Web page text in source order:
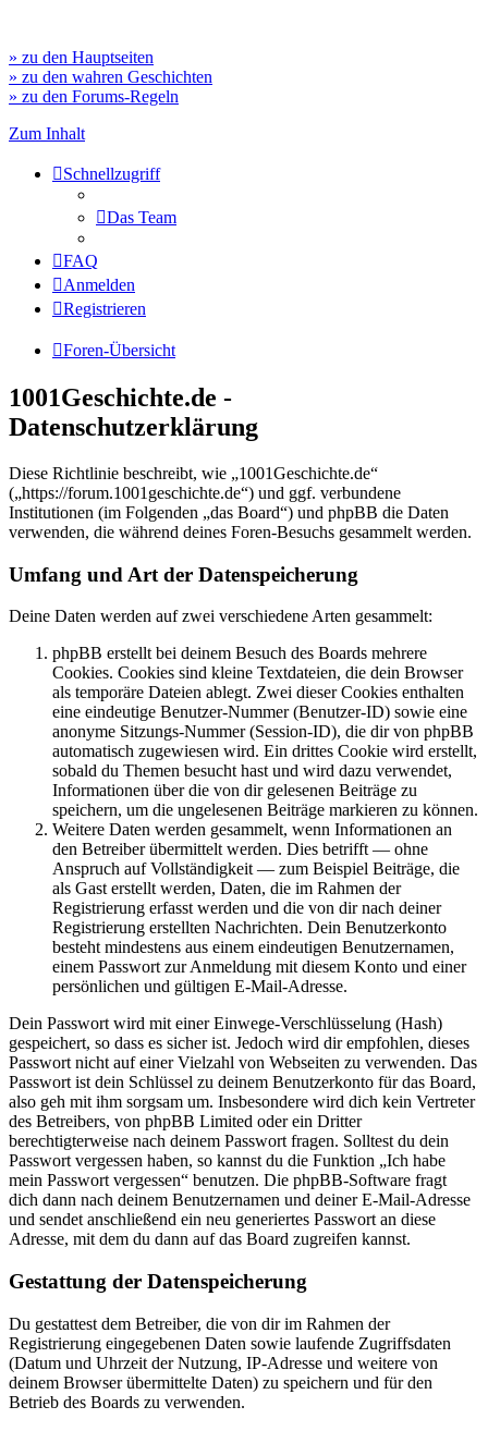
» zu den Hauptseiten
» zu den wahren Geschichten
» zu den Forums-Regeln
Zum Inhalt
Schnellzugriff
Das Team
FAQ
Anmelden
Registrieren
Foren-Übersicht
1001Geschichte.de -
Datenschutzerklärung
Diese Richtlinie beschreibt, wie „1001Geschichte.de“
(„https://forum.1001geschichte.de“) und ggf. verbundene
Institutionen (im Folgenden „das Board“) und phpBB die Daten
verwenden, die während deines Foren-Besuchs gesammelt werden.
Umfang und Art der Datenspeicherung
Deine Daten werden auf zwei verschiedene Arten gesammelt:
phpBB erstellt bei deinem Besuch des Boards mehrere
Cookies. Cookies sind kleine Textdateien, die dein Browser
als temporäre Dateien ablegt. Zwei dieser Cookies enthalten
eine eindeutige Benutzer-Nummer (Benutzer-ID) sowie eine
anonyme Sitzungs-Nummer (Session-ID), die dir von phpBB
automatisch zugewiesen wird. Ein drittes Cookie wird erstellt,
sobald du Themen besucht hast und wird dazu verwendet,
Informationen über die von dir gelesenen Beiträge zu
speichern, um die ungelesenen Beiträge markieren zu können.
Weitere Daten werden gesammelt, wenn Informationen an
den Betreiber übermittelt werden. Dies betrifft — ohne
Anspruch auf Vollständigkeit — zum Beispiel Beiträge, die
als Gast erstellt werden, Daten, die im Rahmen der
Registrierung erfasst werden und die von dir nach deiner
Registrierung erstellten Nachrichten. Dein Benutzerkonto
besteht mindestens aus einem eindeutigen Benutzernamen,
einem Passwort zur Anmeldung mit diesem Konto und einer
persönlichen und gültigen E-Mail-Adresse.
Dein Passwort wird mit einer Einwege-Verschlüsselung (Hash)
gespeichert, so dass es sicher ist. Jedoch wird dir empfohlen, dieses
Passwort nicht auf einer Vielzahl von Webseiten zu verwenden. Das
Passwort ist dein Schlüssel zu deinem Benutzerkonto für das Board,
also geh mit ihm sorgsam um. Insbesondere wird dich kein Vertreter
des Betreibers, von phpBB Limited oder ein Dritter
berechtigterweise nach deinem Passwort fragen. Solltest du dein
Passwort vergessen haben, so kannst du die Funktion „Ich habe
mein Passwort vergessen“ benutzen. Die phpBB-Software fragt
dich dann nach deinem Benutzernamen und deiner E-Mail-Adresse
und sendet anschließend ein neu generiertes Passwort an diese
Adresse, mit dem du dann auf das Board zugreifen kannst.
Gestattung der Datenspeicherung
Du gestattest dem Betreiber, die von dir im Rahmen der
Registrierung eingegebenen Daten sowie laufende Zugriffsdaten
(Datum und Uhrzeit der Nutzung, IP-Adresse und weitere von
deinem Browser übermittelte Daten) zu speichern und für den
Betrieb des Boards zu verwenden.